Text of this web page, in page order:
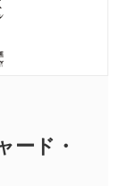
ード・